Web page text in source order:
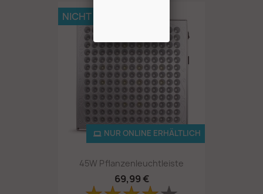
45W Pflanzenleuchtleiste
69,99 €
NUR ONLINE ERHÄLTLICH
NICHT AUF LAGER